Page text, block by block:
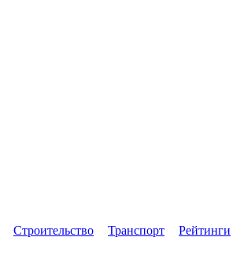
Строительство Транспорт Рейтинги